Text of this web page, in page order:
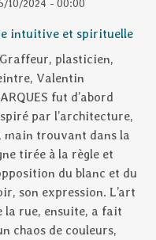
10/2024 - 00:00
intuitive et spirituelle
plasticien,
Valentin
fut d’abord
par l’architecture,
main trouvant dans la
tirée à la règle et
du blanc et du
son expression. L’art
la rue, ensuite, a fait
chaos de couleurs,